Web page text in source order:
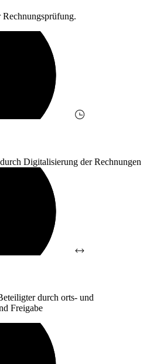
Digitalisierung der Rechnungen
durch orts- und
Freigabe